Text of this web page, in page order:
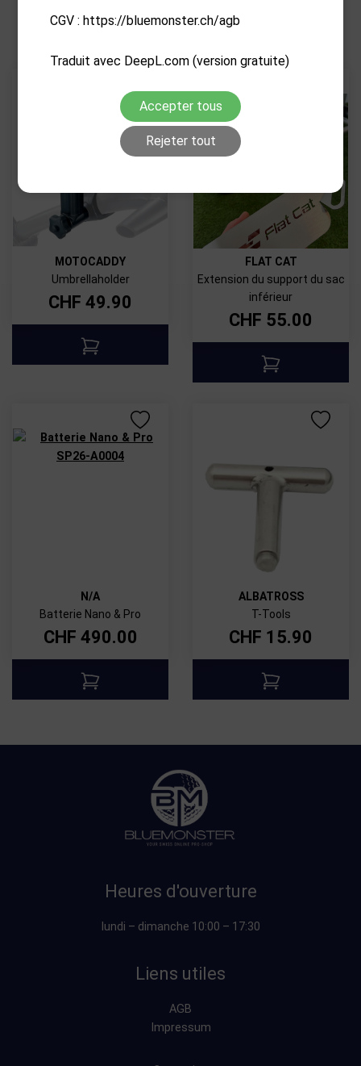
MOTOCADDY
Umbrellaholder
CHF 49.90
FLAT CAT
Extension du support du sac
inférieur
CHF 55.00
N/A
Batterie Nano & Pro
CHF 490.00
ALBATROSS
T-Tools
CHF 15.90
Heures d'ouverture
lundi – dimanche 10:00 – 17:30
Liens utiles
AGB
Impressum
CGV : https://bluemonster.ch/agb
Traduit avec DeepL.com (version gratuite)
Accepter tous
Rejeter tout